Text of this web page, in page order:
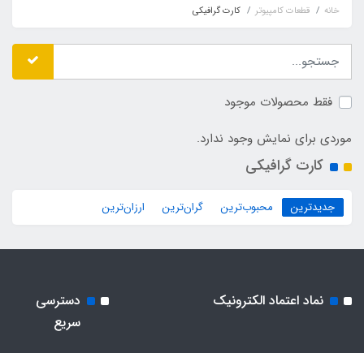
خانه قطعات کامپیوتر کارت گرافیکی
فقط محصولات موجود
موردی برای نمایش وجود ندارد.
کارت گرافیکی
جدیدترین محبوب‌ترین گران‌ترین ارزان‌ترین
نماد اعتماد الکترونیک
دسترسی
سریع